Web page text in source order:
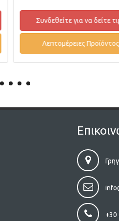
Συνδεθείτε για να δείτε τιμή
Λεπτομέρειες Προϊόντος
+30